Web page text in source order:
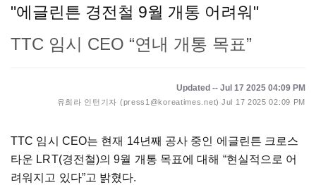
"에글린튼 경전철 9월 개통 어려워"
TTC 임시 CEO “연내 개통 목표”
Updated -- Jul 17 2025 04:09 PM
유희라 인턴기자 (press1@koreatimes.net) Jul 17 2025 02:09 PM
TTC 임시 CEO는 현재 14년째 공사 중인 에글린튼 크로스
타운 LRT(경전철)의 9월 개통 목표에 대해 “현실적으로 어
려워지고 있다”고 밝혔다.